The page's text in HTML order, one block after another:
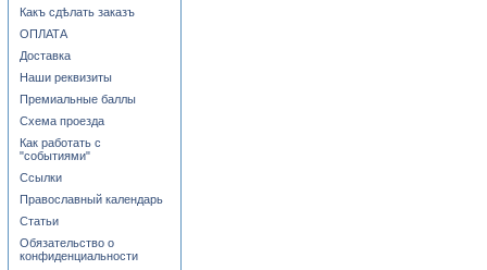
Какъ сдѣлать заказъ
ОПЛАТА
Доставка
Наши реквизиты
Премиальные баллы
Схема проезда
Как работать с
"событиями"
Ссылки
Православный календарь
Статьи
Обязательство о
конфиденциальности